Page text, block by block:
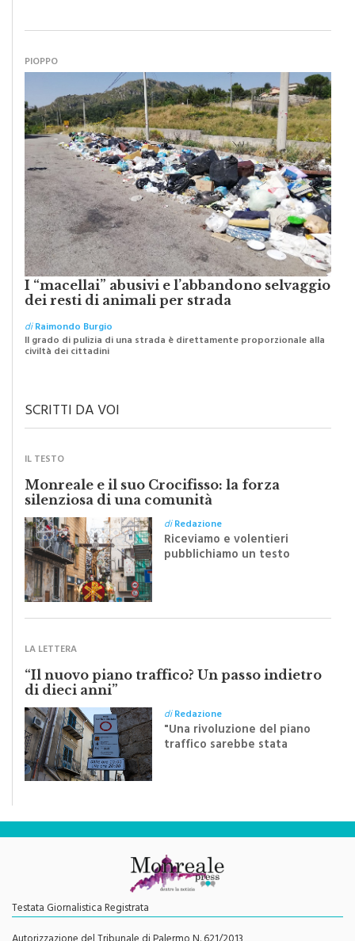
I “macellai” abusivi e l’abbandono selvaggio
dei resti di animali per strada
diRaimondo Burgio
SCRITTI DA VOI
IL TESTO
Monreale e il suo Crocifisso: la forza
silenziosa di una comunità
diRedazione
Riceviamo e volentieri
Sapienza all'indomani della
LA LETTERA
“Il nuovo piano traffico? Un passo indietro
di dieci anni”
diRedazione
"Una rivoluzione del piano
Testata Giornalistica Registrata